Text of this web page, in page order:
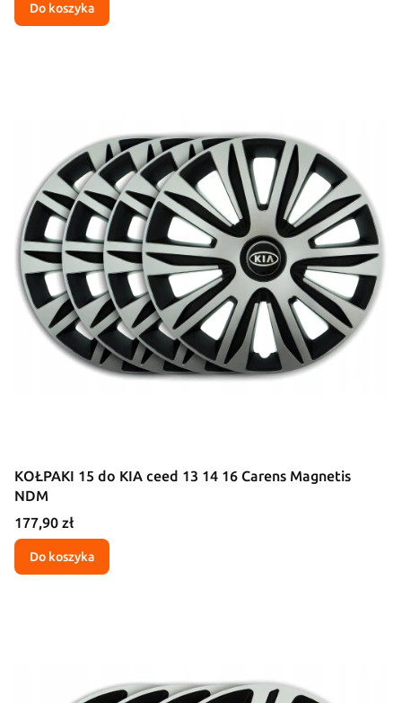
Do koszyka
KOŁPAKI 15 do KIA ceed 13 14 16 Carens Magnetis
NDM
Cena
177,90 zł
Do koszyka